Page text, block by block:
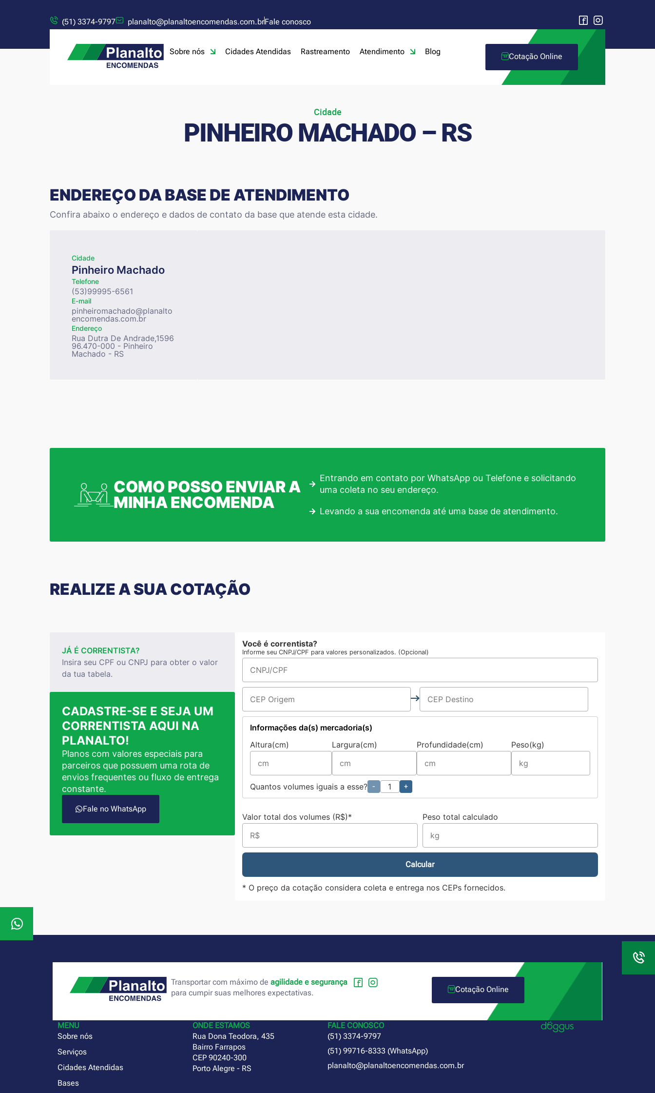
(51) 3374-9797 planalto@planaltoencomendas.com.brFale conosco
Sobre nós Cidades Atendidas Rastreamento Atendimento Blog
Cotação Online
Cidade
PINHEIRO MACHADO – RS
ENDEREÇO DA BASE DE ATENDIMENTO
Confira abaixo o endereço e dados de contato da base que atende esta cidade.
Cidade
Pinheiro Machado
Telefone
(53)99995-6561
E-mail
pinheiromachado@planalto
encomendas.com.br
Endereço
Rua Dutra De Andrade,1596
96.470-000 - Pinheiro
Machado - RS
COMO POSSO ENVIAR A
MINHA ENCOMENDA
Entrando em contato por WhatsApp ou Telefone e solicitando
uma coleta no seu endereço.
Levando a sua encomenda até uma base de atendimento.
REALIZE A SUA COTAÇÃO
JÁ É CORRENTISTA?
Insira seu CPF ou CNPJ para obter o valor
da tua tabela.
CADASTRE-SE E SEJA UM
CORRENTISTA AQUI NA
PLANALTO!
Planos com valores especiais para
parceiros que possuem uma rota de
envios frequentes ou fluxo de entrega
constante.
Fale no WhatsApp
Você é correntista?
Informe seu CNPJ/CPF para valores personalizados. (Opcional)
Informações da(s) mercadoria(s)
Altura(cm)
Largura(cm) Profundidade(cm) Peso(kg)
Quantos volumes iguais a esse? - +
Valor total dos volumes (R$)* Peso total calculado
Calcular
* O preço da cotação considera coleta e entrega nos CEPs fornecidos.
Transportar com máximo deagilidade e segurança
para cumpir suas melhores expectativas.
Cotação Online
MENU
Sobre nós
Serviços
Cidades Atendidas
Bases
ONDE ESTAMOS
Rua Dona Teodora, 435
Bairro Farrapos
CEP 90240-300
Porto Alegre - RS
FALE CONOSCO
(51) 3374-9797
(51) 99716-8333 (WhatsApp)
planalto@planaltoencomendas.com.br